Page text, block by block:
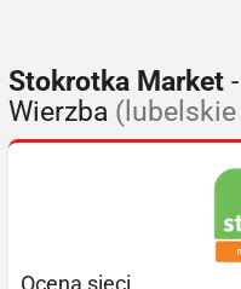
Stokrotka Market
Wierzba